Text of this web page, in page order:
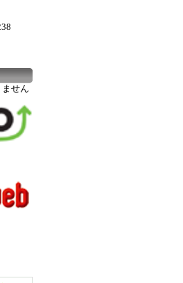
せん